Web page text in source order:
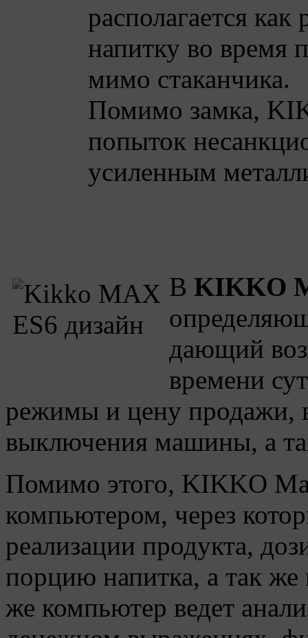
располагается
напитку во время
мимо стаканчика.
Помимо замка,
попыток
усиленным
В KIKKO
дающий
времени
режимы и цену продажи,
выключения машины, а
Помимо этого, KIKKO
компьютером, через
реализации продукта,
порцию напитка, а так же
же компьютер ведет